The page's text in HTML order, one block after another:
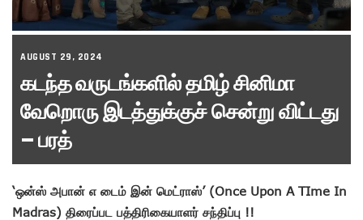
AUGUST 29, 2024
கடந்த வருடங்களில் தமிழ் சினிமா
வேறொரு இடத்துக்குச் சென்று விட்டது
– பரத்
‘ஒன்ஸ் அபான் எ டைம் இன் மெட்ராஸ்’ (Once Upon A TIme In
Madras) திரைப்பட பத்திரிகையாளர் சந்திப்பு !!